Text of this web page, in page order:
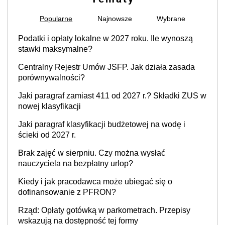
Popularne Najnowsze Wybrane
Podatki i opłaty lokalne w 2027 roku. Ile wynoszą
stawki maksymalne?
Centralny Rejestr Umów JSFP. Jak działa zasada
porównywalności?
Jaki paragraf zamiast 411 od 2027 r.? Składki ZUS w
nowej klasyfikacji
Jaki paragraf klasyfikacji budżetowej na wodę i
ścieki od 2027 r.
Brak zajęć w sierpniu. Czy można wysłać
nauczyciela na bezpłatny urlop?
Kiedy i jak pracodawca może ubiegać się o
dofinansowanie z PFRON?
Rząd: Opłaty gotówką w parkometrach. Przepisy
wskazują na dostępność tej formy